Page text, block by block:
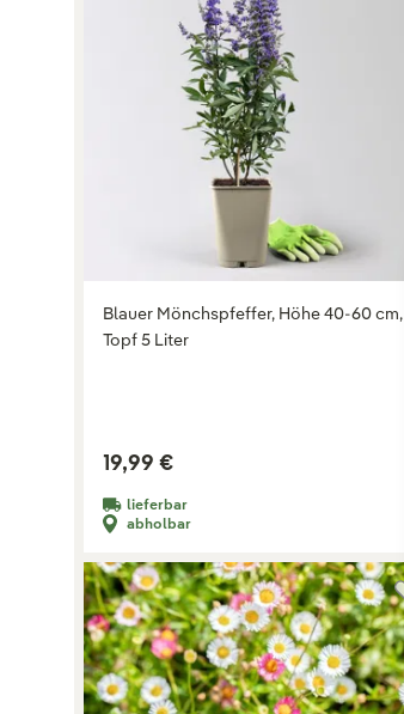
Blauer Mönchspfeffer, Höhe 40-60 cm,
Topf 5 Liter
19,99 €
lieferbar
abholbar